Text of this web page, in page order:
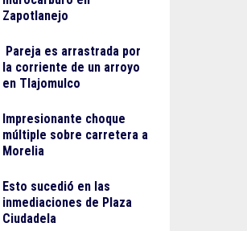
Zapotlanejo
Pareja es arrastrada por
la corriente de un arroyo
en Tlajomulco
Impresionante choque
múltiple sobre carretera a
Morelia
Esto sucedió en las
inmediaciones de Plaza
Ciudadela